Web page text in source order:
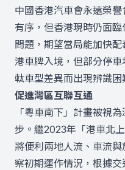
中國香港汽車會永遠榮
有序，但香港現時仍面
問題，期望當局能加快
港車牌入境，但部分停
軚車型差異而出現辨識困
促進灣區互聯互通
「粵車南下」計畫被視
步。繼2023年「港車北
將便利兩地人流、車流
察初期運作情況，根據